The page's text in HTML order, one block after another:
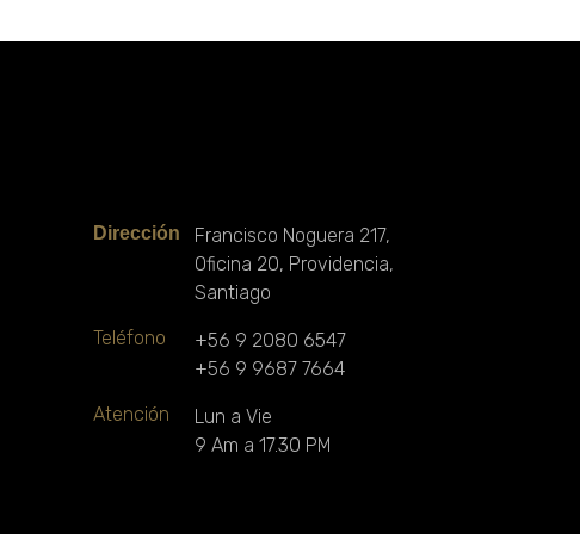
Dirección
Francisco Noguera 217,
Oficina 20, Providencia,
Santiago
Teléfono
+56 9 2080 6547
+56 9 9687 7664
Atención
Lun a Vie
9 Am a 17.30 PM